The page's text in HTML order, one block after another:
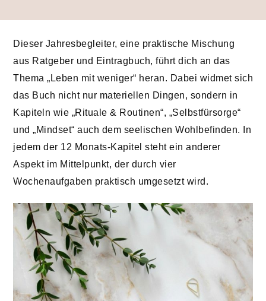
Dieser Jahresbegleiter, eine praktische Mischung
aus Ratgeber und Eintragbuch, führt dich an das
Thema „Leben mit weniger“ heran. Dabei widmet sich
das Buch nicht nur materiellen Dingen, sondern in
Kapiteln wie „Rituale & Routinen“, „Selbstfürsorge“
und „Mindset“ auch dem seelischen Wohlbefinden. In
jedem der 12 Monats-Kapitel steht ein anderer
Aspekt im Mittelpunkt, der durch vier
Wochenaufgaben praktisch umgesetzt wird.